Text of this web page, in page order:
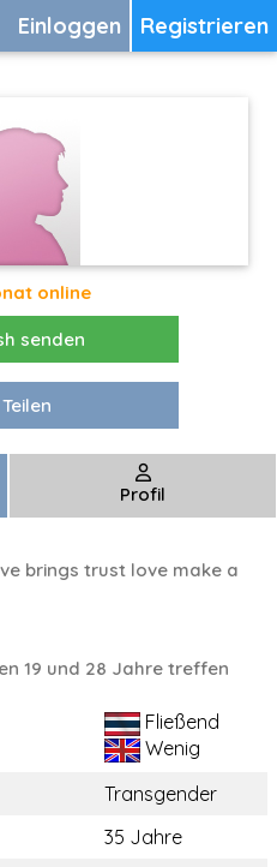
Registrieren
Einloggen
online
senden
Teilen
Profil
brings trust love make a
19 und 28 Jahre treffen
Fließend
Wenig
Transgender
35 Jahre